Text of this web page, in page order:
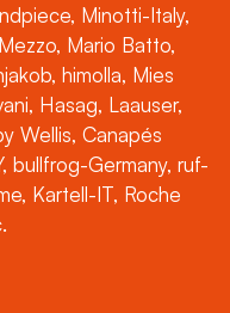
Minotti-Italy,
Mario Batto,
himolla, Mies
Hasag, Laauser,
Wellis, Canapés
bullfrog-Germany, ruf-
Kartell-IT, Roche